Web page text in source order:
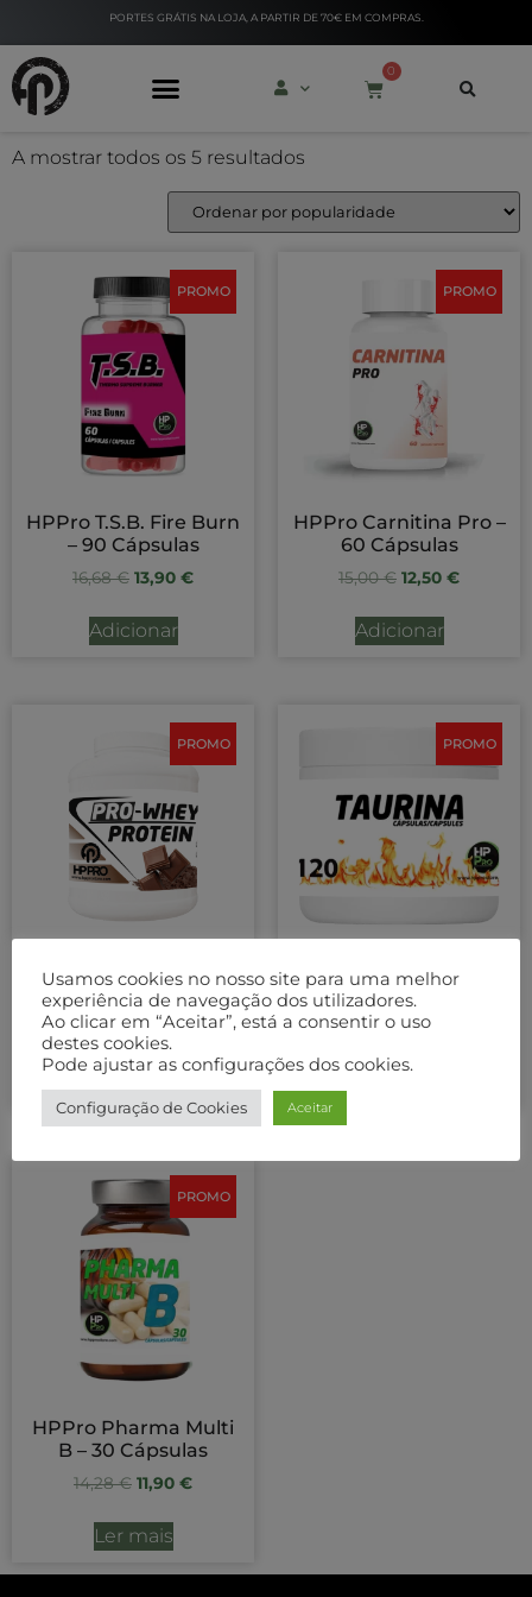
PORTES GRÁTIS NA LOJA, A PARTIR DE 70€ EM COMPRAS.
0
A mostrar todos os 5 resultados
PROMO
HPPro T.S.B. Fire Burn
– 90 Cápsulas
16,68€ 13,90 €
Adicionar
PROMO
HPPro Carnitina Pro –
60 Cápsulas
15,00€ 12,50 €
Adicionar
PROMO
HPPro Pro Whey
Protein
29,90€ – 56,90€
PROMO
HPPro Taurina – 120
Cápsulas
14,28 € 11,90
PROMO
HPPro Pharma Multi
B – 30 Cápsulas
14,28€ 11,90 €
Ler mais
Usamos cookies no nosso site para uma melhor
experiência de navegação dos utilizadores.
Ao clicar em “Aceitar”, está a consentir o uso
destes cookies.
Pode ajustar as configurações dos cookies.
Configuração de Cookies Aceitar